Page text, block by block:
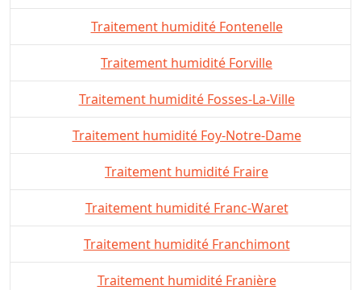
Traitement humidité Fontenelle
Traitement humidité Forville
Traitement humidité Fosses-La-Ville
Traitement humidité Foy-Notre-Dame
Traitement humidité Fraire
Traitement humidité Franc-Waret
Traitement humidité Franchimont
Traitement humidité Franière